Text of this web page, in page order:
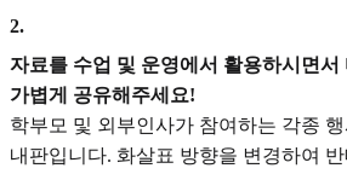
2.
자료를 수업 및 운영에서 활용하시면서
가볍게 공유해주세요!
학부모 및 외부인사가 참여하는 각종
내판입니다. 화살표 방향을 변경하여